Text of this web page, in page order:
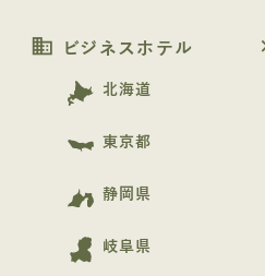
business ビジネスホテル
北海道
東京都
静岡県
岐阜県